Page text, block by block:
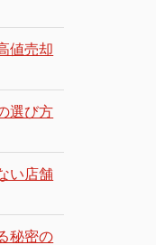
値売却
選び方
い店舗
秘密の